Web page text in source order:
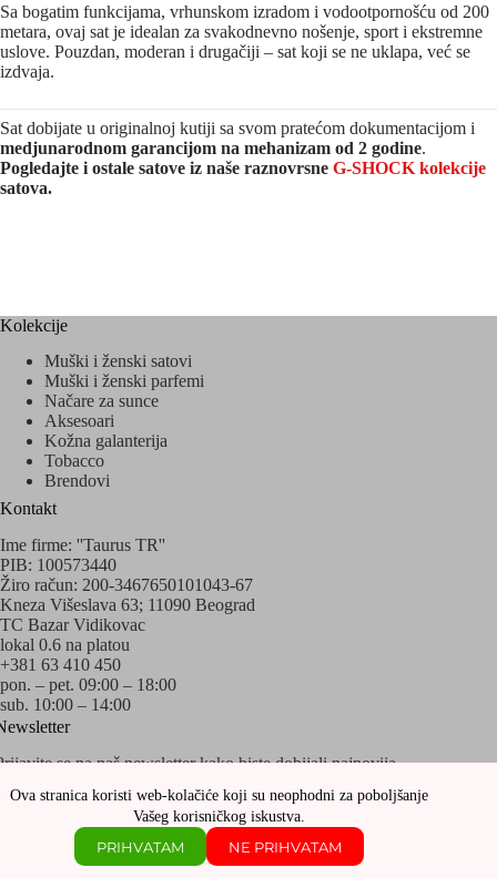
Ova stranica koristi web-kolačiće koji su neophodni za poboljšanje
Vašeg korisničkog iskustva.
PRIHVATAM NE PRIHVATAM
Sa bogatim funkcijama, vrhunskom izradom i vodootpornošću od 200
metara, ovaj sat je idealan za svakodnevno nošenje, sport i ekstremne
uslove. Pouzdan, moderan i drugačiji – sat koji se ne uklapa, već se
izdvaja.
Sat dobijate u originalnoj kutiji sa svom pratećom dokumentacijom i
medjunarodnom garancijom na mehanizam od 2 godine.
Pogledajte i ostale satove iz naše raznovrsne G-SHOCK kolekcije
satova.
Kolekcije
Muški i ženski satovi
Muški i ženski parfemi
Načare za sunce
Aksesoari
Kožna galanterija
Tobacco
Brendovi
Kontakt
Ime firme: ''Taurus TR''
PIB: 100573440
Žiro račun: 200-3467650101043-67
Kneza Višeslava 63; 11090 Beograd
TC Bazar Vidikovac
lokal 0.6 na platou
+381 63 410 450
pon. – pet. 09:00 – 18:00
sub. 10:00 – 14:00
se na naš newsletter kako biste dobijali najnovija